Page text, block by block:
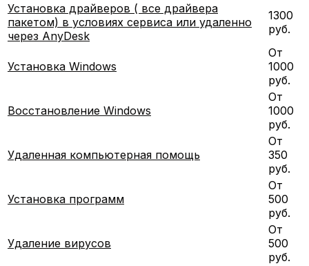
Установка драйверов ( все драйвера
пакетом) в условиях сервиса или удаленно
через AnyDesk
1300
руб.
Установка Windows
От
1000
руб.
Восстановление Windows
От
1000
руб.
Удаленная компьютерная помощь
От
350
руб.
Установка программ
От
500
руб.
Удаление вирусов
От
500
руб.